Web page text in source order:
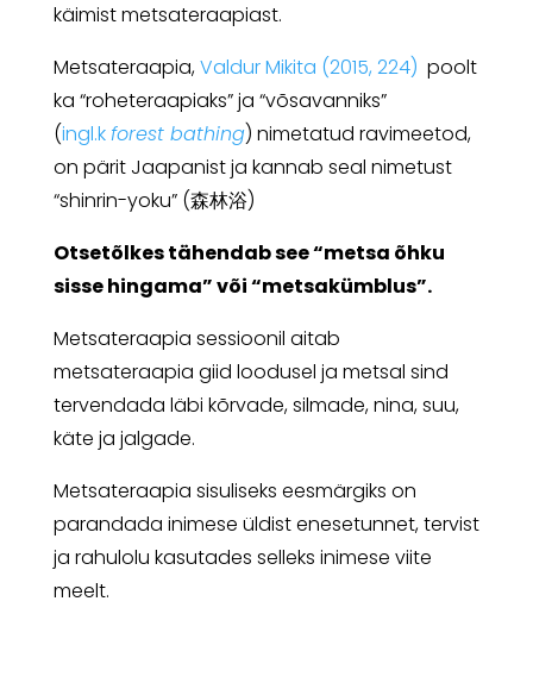
käimist metsateraapiast.
Metsateraapia,Valdur Mikita (2015, 224) poolt
ka “roheteraapiaks” ja “võsavanniks”
(ingl.kforest bathing) nimetatud ravimeetod,
on pärit Jaapanist ja kannab seal nimetust
“shinrin-yoku” (森林浴)
Otsetõlkes tähendab see “metsa õhku
sisse hingama” või “metsakümblus”.
Metsateraapia sessioonil aitab
metsateraapia giid loodusel ja metsal sind
tervendada läbi kõrvade, silmade, nina, suu,
käte ja jalgade.
Metsateraapia sisuliseks eesmärgiks on
parandada inimese üldist enesetunnet, tervist
ja rahulolu kasutades selleks inimese viite
meelt.